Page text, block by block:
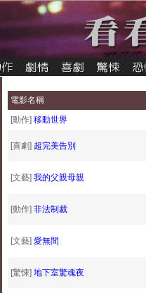
電影名稱
[動作] 移動世界
[喜劇] 超完美告別
[文藝] 我的父親母親
[動作] 非法制裁
[文藝] 愛無間
[驚悚] 地下室驚魂夜